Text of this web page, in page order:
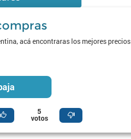
acá encontraras los mejores precios
5
votos